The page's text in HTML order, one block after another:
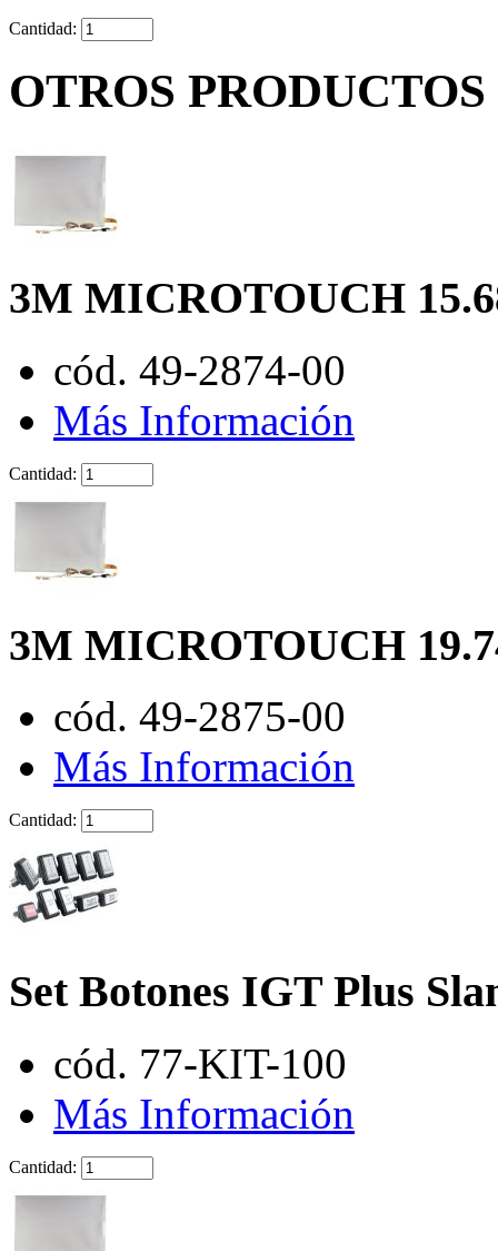
Cantidad:
OTROS
3M MICROTOUCH
cód. 49-2874-00
Más Información
Cantidad:
3M MICROTOUCH
cód. 49-2875-00
Más Información
Cantidad:
Set Botones IGT Plus
cód. 77-KIT-100
Más Información
Cantidad: